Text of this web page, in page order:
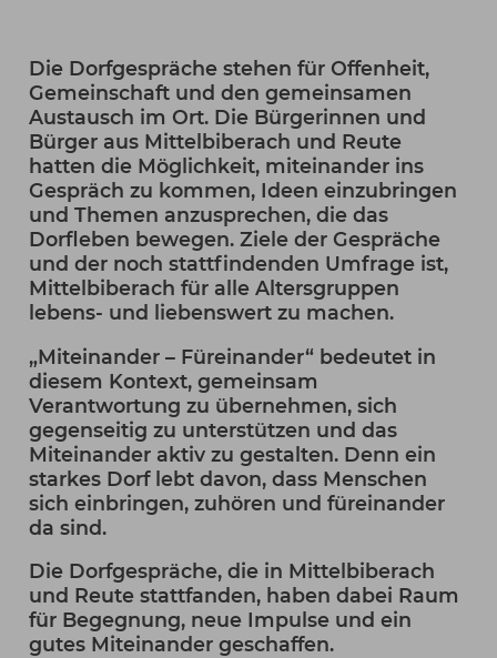
Die Dorfgespräche stehen für Offenheit,
Gemeinschaft und den gemeinsamen
Austausch im Ort. Die Bürgerinnen und
Bürger aus Mittelbiberach und Reute
hatten die Möglichkeit, miteinander ins
Gespräch zu kommen, Ideen einzubringen
und Themen anzusprechen, die das
Dorfleben bewegen. Ziele der Gespräche
und der noch stattfindenden Umfrage ist,
Mittelbiberach für alle Altersgruppen
lebens- und liebenswert zu machen.
„Miteinander – Füreinander“ bedeutet in
diesem Kontext, gemeinsam
Verantwortung zu übernehmen, sich
gegenseitig zu unterstützen und das
Miteinander aktiv zu gestalten. Denn ein
starkes Dorf lebt davon, dass Menschen
sich einbringen, zuhören und füreinander
da sind.
Die Dorfgespräche, die in Mittelbiberach
und Reute stattfanden, haben dabei Raum
für Begegnung, neue Impulse und ein
gutes Miteinander geschaffen.